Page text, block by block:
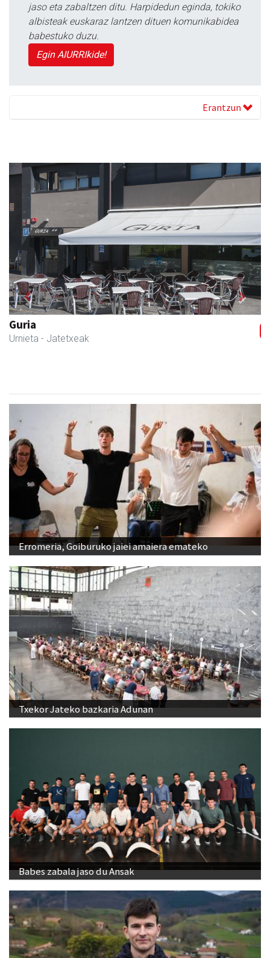
jaso eta zabaltzen ditu. Harpidedun eginda, tokiko
albisteak euskaraz lantzen dituen komunikabidea
babestuko duzu.
Egin AIURRIkide!
Erantzun
Guria
Urnieta - Jatetxeak
Previous Next
Erromeria, Goiburuko jaiei amaiera emateko
Txekor Jateko bazkaria Adunan
Babes zabala jaso du Ansak